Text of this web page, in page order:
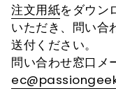
注文用紙をダウン
いただき、問い合
送付ください。
問い合わせ窓口メ